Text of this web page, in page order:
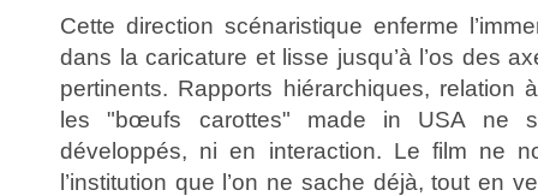
Cette direction scénaristique enferme
dans la caricature et lisse jusqu’à l’os des
pertinents. Rapports hiérarchiques, relation
les "bœufs carottes" made in USA ne
développés, ni en interaction. Le film ne
l’institution que l’on ne sache déjà, tout en